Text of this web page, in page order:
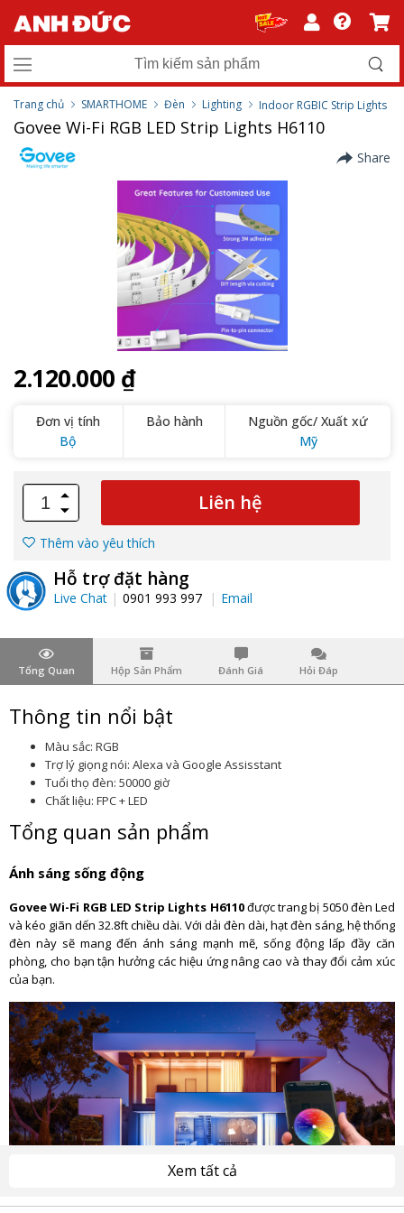
Trang chủ SMARTHOME Đèn Lighting Indoor RGBIC Strip Lights
Govee Wi-Fi RGB LED Strip Lights H6110
Share
2.120.000 ₫
Đơn vị tính
Bộ
Bảo hành
Nguồn gốc/ Xuất xứ
Mỹ
Liên hệ
Thêm vào yêu thích
Hỗ trợ đặt hàng
Live Chat 0901 993 997 Email
Tổng Quan Hộp Sản Phẩm Đánh Giá Hỏi Đáp
Thông tin nổi bật
Màu sắc: RGB
Trợ lý giọng nói: Alexa và Google Assisstant
Tuổi thọ đèn: 50000 giờ
Chất liệu: FPC + LED
Tổng quan sản phẩm
Ánh sáng sống động
Govee Wi-Fi RGB LED Strip Lights H6110được trang bị 5050 đèn Led
và kéo giãn dến 32.8ft chiều dài. Với dải đèn dài, hạt đèn sáng, hệ thống
đèn này sẽ mang đến ánh sáng mạnh mẽ, sống động lấp đầy căn
phòng, cho bạn tận hưởng các hiệu ứng nâng cao và thay đổi cảm xúc
của bạn.
Xem tất cả